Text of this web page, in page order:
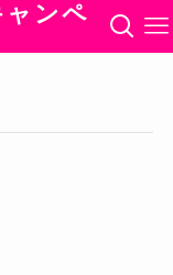
ャンペ